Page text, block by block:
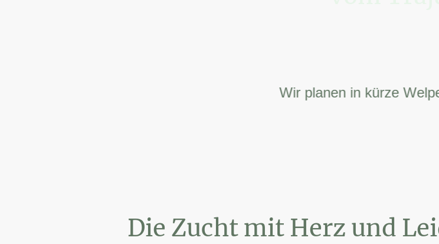
Wir planen in kürze Welpen
Die Zucht mit Herz und